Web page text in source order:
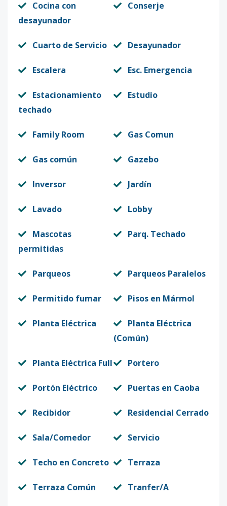
Cocina con
desayunador
Conserje
Cuarto de Servicio Desayunador
Escalera Esc. Emergencia
Estacionamiento
techado
Estudio
Family Room Gas Comun
Gas común Gazebo
Inversor Jardín
Lavado Lobby
Mascotas
permitidas
Parq. Techado
Parqueos Parqueos Paralelos
Permitido fumar Pisos en Mármol
Planta Eléctrica
Planta Eléctrica
(Común)
Planta Eléctrica Full Portero
Portón Eléctrico Puertas en Caoba
Recibidor Residencial Cerrado
Sala/Comedor Servicio
Techo en Concreto Terraza
Terraza Común Tranfer/A